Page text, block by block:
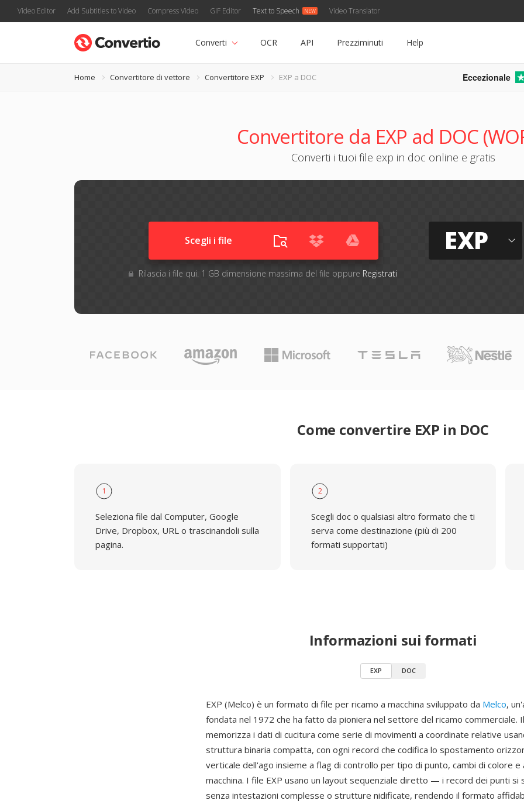
Video Editor Add Subtitles to Video Compress Video GIF Editor Text to Speech Video Translator
Converti OCR API Prezziminuti Help
Home Convertitore di vettore Convertitore EXP EXP a DOC Eccezionale
Convertitore da EXP ad DOC
Converti i tuoi file exp in doc online e gratis
Scegli i file
Rilascia i file qui. 1 GB dimensione massima del file oppure Registrati
EXP
Come convertire EXP in DOC
1
Seleziona file dal Computer, Google
Drive, Dropbox, URL o trascinandoli sulla
pagina.
2
Scegli doc o qualsiasi altro formato che ti
serva come destinazione (più di 200
formati supportati)
Informazioni sui formati
EXP DOC
EXP (Melco) è un formato di file per ricamo a macchina sviluppato da Melco,
fondata nel 1972 che ha fatto da pioniera nel settore del ricamo commerciale.
memorizza i dati di cucitura come serie di movimenti a coordinate relative
struttura binaria compatta, con ogni record che codifica lo spostamento
verticale dell'ago insieme a flag di controllo per tipo di punto, cambi di colore
macchina. I file EXP usano un layout sequenziale diretto — i record dei punti si
senza intestazioni complesse o strutture nidificate, rendendo il formato